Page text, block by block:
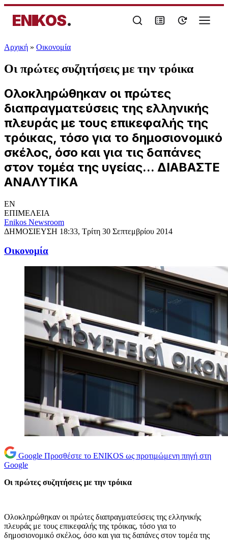
ENIKOS.
Αρχική » Oικονομία
Οι πρώτες συζητήσεις με την τρόικα
Ολοκληρώθηκαν οι πρώτες
διαπραγματεύσεις της ελληνικής
πλευράς με τους επικεφαλής της
τρόικας, τόσο για το δημοσιονομικό
σκέλος, όσο και για τις δαπάνες
στον τομέα της υγείας... ΔΙΑΒΑΣΤΕ
ΑΝΑΛΥΤΙΚΑ
EN
ΕΠΙΜΕΛΕΙΑ
Enikos Newsroom
ΔΗΜΟΣΙΕΥΣΗ 18:33, Τρίτη 30 Σεπτεμβρίου 2014
Oικονομία
Google Προσθέστε το ENIKOS ως προτιμώμενη πηγή στη
Google
Οι πρώτες συζητήσεις με την τρόικα
Ολοκληρώθηκαν οι πρώτες διαπραγματεύσεις της ελληνικής
πλευράς με τους επικεφαλής της τρόικας, τόσο για το
δημοσιονομικό σκέλος, όσο και για τις δαπάνες στον τομέα της